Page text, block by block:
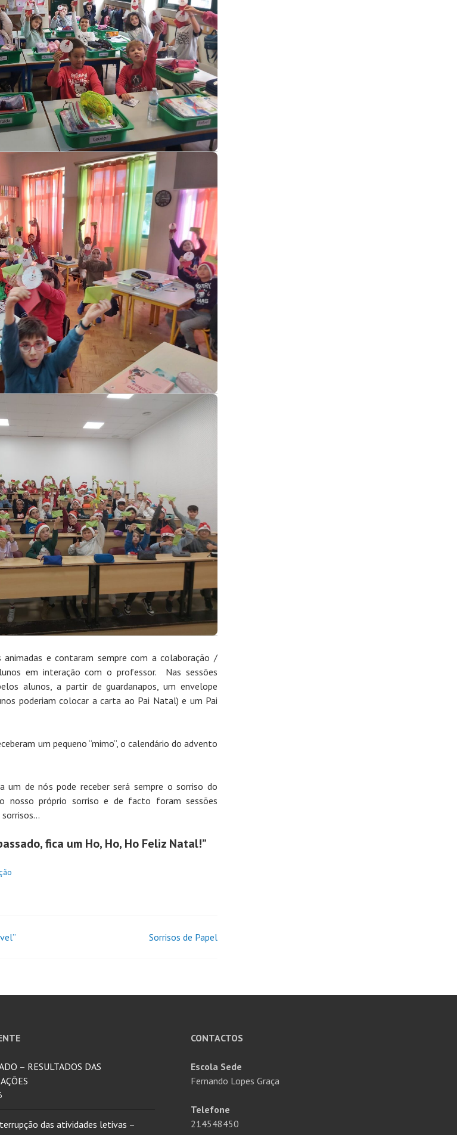
e contaram sempre com a colaboração /
em interação com o professor. Nas sessões
alunos, a partir de guardanapos, um envelope
poderiam colocar a carta ao Pai Natal) e um Pai
um pequeno “mimo”, o calendário do advento
um de nós pode receber será sempre o sorriso do
nosso próprio sorriso e de facto foram sessões
fica um Ho, Ho, Ho Feliz Natal!”
Sorrisos de Papel
– RESULTADOS DAS
das atividades letivas –
CONTACTOS
Escola Sede
Fernando Lopes Graça
Telefone
214548450